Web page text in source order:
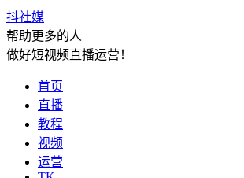
抖社媒
帮助更多的人
做好短视频直播运营！
首页
直播
教程
视频
运营